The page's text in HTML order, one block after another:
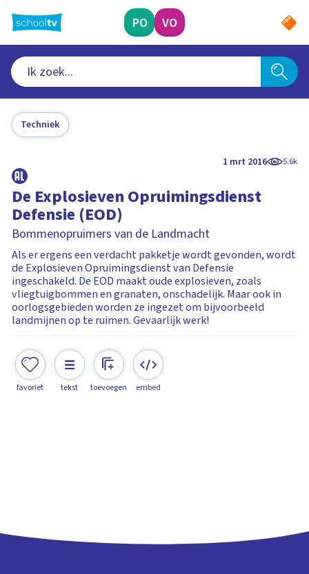
naar
hoofdinhoud
PO VO
Techniek
1 mrt 2016 5.6k
De Explosieven Opruimingsdienst
Defensie (EOD)
Bommenopruimers van de Landmacht
Als er ergens een verdacht pakketje wordt gevonden, wordt
de Explosieven Opruimingsdienst van Defensie
ingeschakeld. De EOD maakt oude explosieven, zoals
vliegtuigbommen en granaten, onschadelijk. Maar ook in
oorlogsgebieden worden ze ingezet om bijvoorbeeld
landmijnen op te ruimen. Gevaarlijk werk!
favoriet tekst toevoegen embed